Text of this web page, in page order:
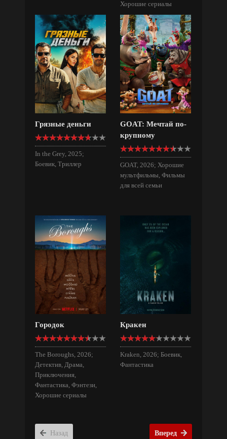
Хорошие сериалы
Грязные деньги
In the Grey, 2025;
Боевик, Триллер
GOAT: Мечтай по-
крупному
GOAT, 2026; Хорошие
мультфильмы, Фильмы
для всей семьи
Городок
The Boroughs, 2026;
Детектив, Драма,
Приключения,
Фантастика, Фэнтези,
Хорошие сериалы
Кракен
Kraken, 2026; Боевик,
Фантастика
Назад Вперед